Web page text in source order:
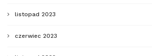
listopad 2023
czerwiec 2023